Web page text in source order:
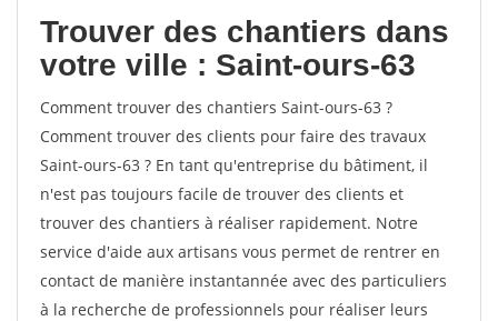
Trouver des chantiers dans
votre ville : Saint-ours-63
Comment trouver des chantiers Saint-ours-63 ?
Comment trouver des clients pour faire des travaux
Saint-ours-63 ? En tant qu'entreprise du bâtiment, il
n'est pas toujours facile de trouver des clients et
trouver des chantiers à réaliser rapidement. Notre
service d'aide aux artisans vous permet de rentrer en
contact de manière instantannée avec des particuliers
à la recherche de professionnels pour réaliser leurs